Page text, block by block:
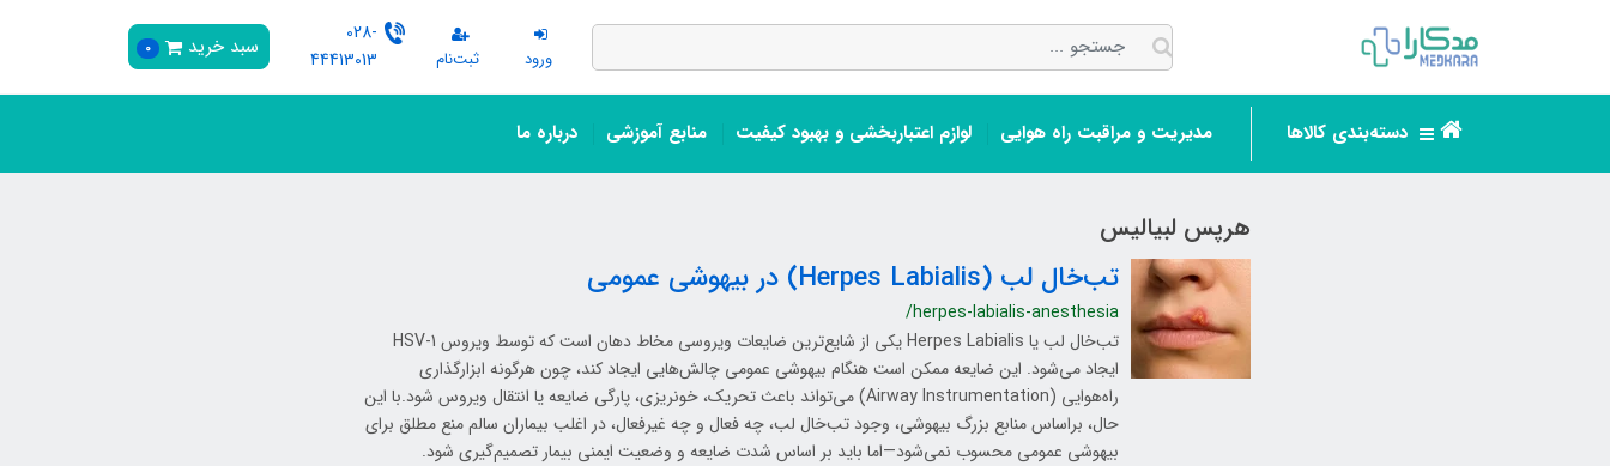
ورود ثبت‌نام
028-
44413013
سبد خرید 0
دسته‌بندی کالاها مدیریت و مراقبت راه هوایی لوازم اعتباربخشی و بهبود کیفیت منابع آموزشی درباره ما
هرپس لبیالیس
تب‌خال لب (Herpes Labialis) در بیهوشی عمومی
/herpes-labialis-anesthesia
تب‌خال لب یا Herpes Labialis یکی از شایع‌ترین ضایعات ویروسی مخاط دهان است که توسط ویروس HSV-1
ایجاد می‌شود. این ضایعه ممکن است هنگام بیهوشی عمومی چالش‌هایی ایجاد کند، چون هرگونه ابزارگذاری
راه‌هوایی (Airway Instrumentation) می‌تواند باعث تحریک، خونریزی، پارگی ضایعه یا انتقال ویروس شود.با این
حال، براساس منابع بزرگ بیهوشی، وجود تب‌خال لب، چه فعال و چه غیرفعال، در اغلب بیماران سالم منع مطلق برای
بیهوشی عمومی محسوب نمی‌شود—اما باید بر اساس شدت ضایعه و وضعیت ایمنی بیمار تصمیم‌گیری شود.